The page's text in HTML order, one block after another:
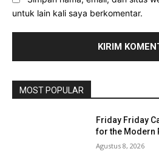
untuk lain kali saya berkomentar.
MOST POPULAR
Friday Friday
for the Modern
Agustus 8, 2026